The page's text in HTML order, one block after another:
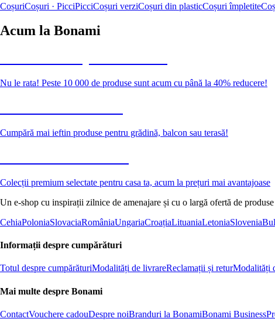
CoșuriCoșuri · PicciPicciCoșuri verziCoșuri din plasticCoșuri împletite
Acum la Bonami
Nu le rata! Peste 10 000 de produse sunt acum cu până la 40% reducere!
Cumpără mai ieftin produse pentru grădină, balcon sau terasă!
Colecții premium selectate pentru casa ta, acum la prețuri mai avantajoase
Un e-shop cu inspirații zilnice de amenajare și cu o largă ofertă de
CehiaPoloniaSlovaciaRomâniaUngariaCroațiaLituaniaLetoniaSlovenia
Informații despre cumpărături
Totul despre cumpărăturiModalități de livrareReclamații și returModalități
Mai multe despre Bonami
ContactVouchere cadouDespre noiBranduri la BonamiBonami Business